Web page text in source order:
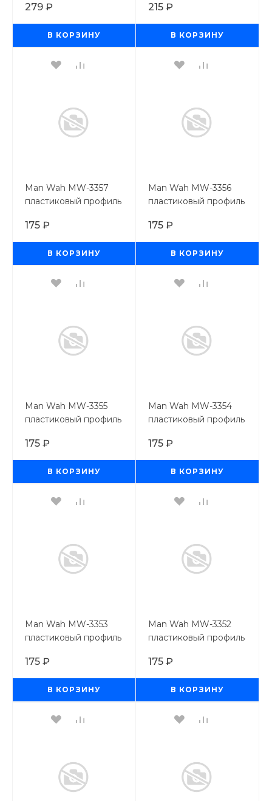
4 шт
279 ₽
В КОРЗИНУ
4 шт
215 ₽
В КОРЗИНУ
Man Wah MW-3357
пластиковый профиль
4 шт
175 ₽
В КОРЗИНУ
Man Wah MW-3356
пластиковый профиль
6 шт
175 ₽
В КОРЗИНУ
Man Wah MW-3355
пластиковый профиль
шт
175 ₽
В КОРЗИНУ
Man Wah MW-3354
пластиковый профиль
6 шт
175 ₽
В КОРЗИНУ
Man Wah MW-3353
пластиковый профиль
шт
175 ₽
В КОРЗИНУ
Man Wah MW-3352
пластиковый профиль
8 шт
175 ₽
В КОРЗИНУ